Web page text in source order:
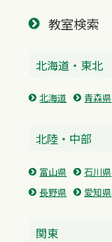
教室検索
北海道・東北
北海道 青森県
北陸・中部
富山県 石川県
長野県
愛知県
関東